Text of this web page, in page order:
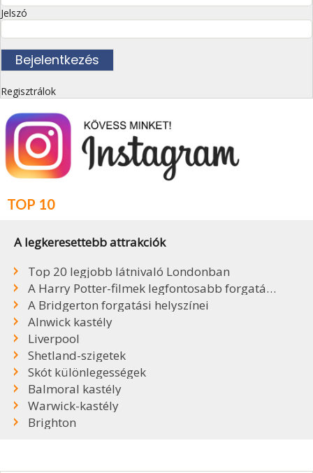
Jelszó
Regisztrálok
TOP 10
A legkeresettebb attrakciók
Top 20 legjobb látnivaló Londonban
A Harry Potter-filmek legfontosabb forgatási helyszínei
A Bridgerton forgatási helyszínei
Alnwick kastély
Liverpool
Shetland-szigetek
Skót különlegességek
Balmoral kastély
Warwick-kastély
Brighton